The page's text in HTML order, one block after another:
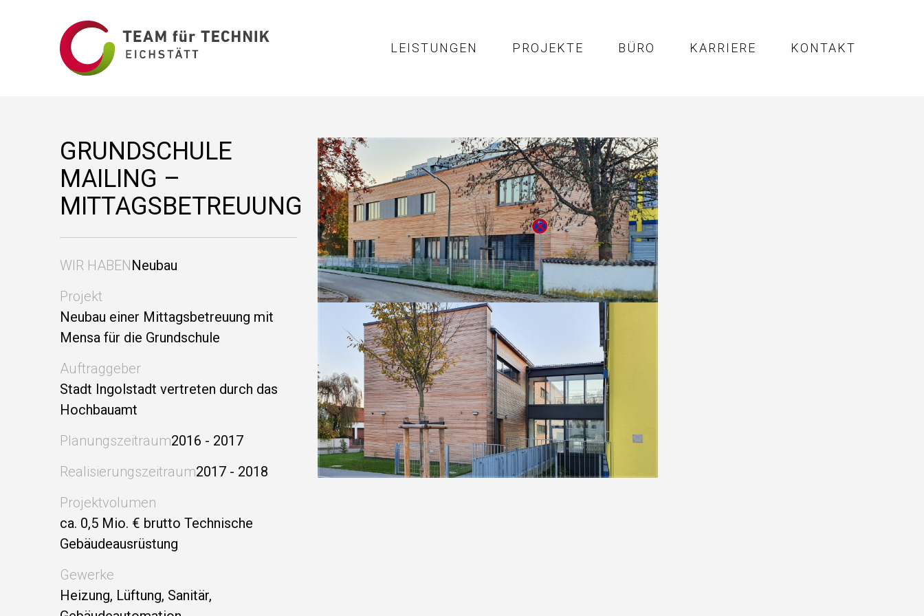
LEISTUNGEN PROJEKTE BÜRO KARRIERE KONTAKT
GRUNDSCHULE
MAILING –
MITTAGSBETREUUNG
WIR HABENNeubau
Projekt
Neubau einer Mittagsbetreuung mit
Mensa für die Grundschule
Auftraggeber
Stadt Ingolstadt vertreten durch das
Hochbauamt
Planungszeitraum2016 - 2017
Realisierungszeitraum2017 - 2018
Projektvolumen
ca. 0,5 Mio. € brutto Technische
Gebäudeausrüstung
Gewerke
Heizung, Lüftung, Sanitär,